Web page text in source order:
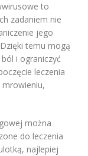
to
zadaniem nie
jego
temu mogą
i ograniczyć
leczenia
mrowieniu,
można
do leczenia
najlepiej